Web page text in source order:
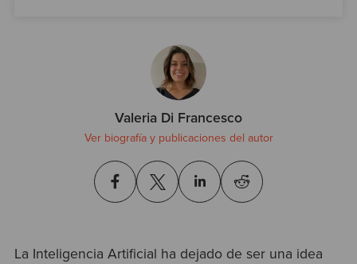
Valeria Di Francesco
Ver biografía y publicaciones del autor
La Inteligencia Artificial ha dejado de ser una idea